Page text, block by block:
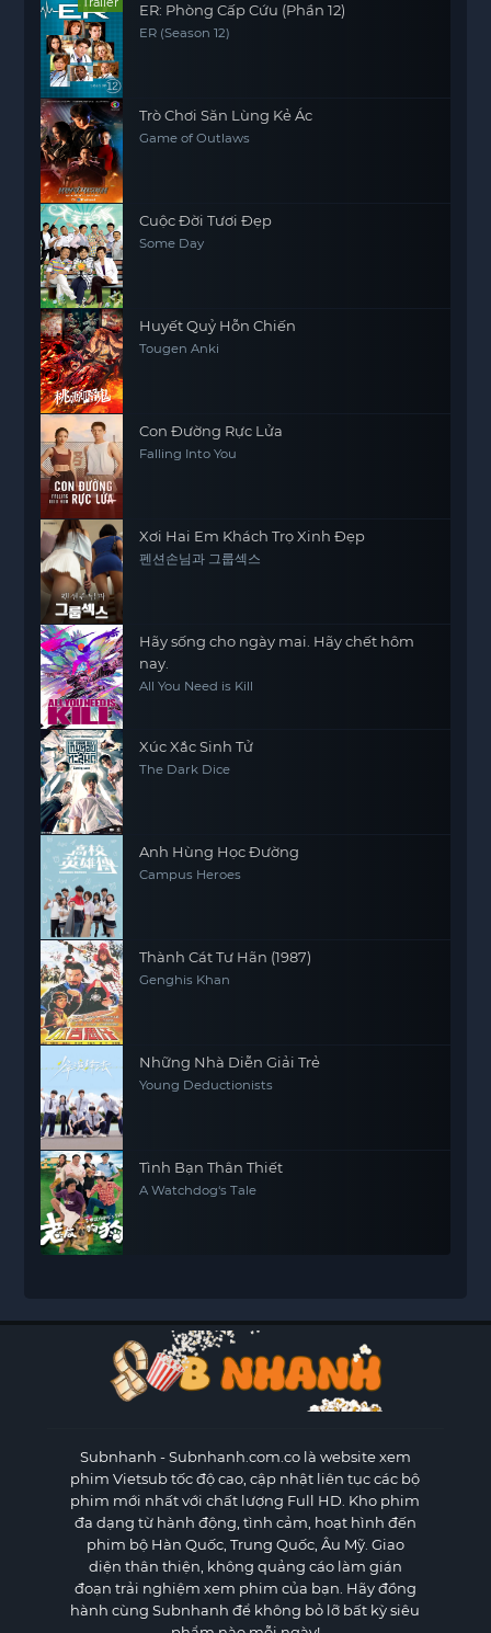
ER: Phòng Cấp Cứu (Phần 12)
ER (Season 12)
Trò Chơi Săn Lùng Kẻ Ác
Game of Outlaws
Cuộc Đời Tươi Đẹp
Some Day
Huyết Quỷ Hỗn Chiến
Tougen Anki
Con Đường Rực Lửa
Falling Into You
Xơi Hai Em Khách Trọ Xinh Đẹp
펜션손님과 그룹섹스
Hãy sống cho ngày mai. Hãy chết hôm
nay.
All You Need is Kill
Xúc Xắc Sinh Tử
The Dark Dice
Anh Hùng Học Đường
Campus Heroes
Thành Cát Tư Hãn (1987)
Genghis Khan
Những Nhà Diễn Giải Trẻ
Young Deductionists
Tình Bạn Thân Thiết
A Watchdog‘s Tale
Subnhanh - Subnhanh.com.co là website xem
phim Vietsub tốc độ cao, cập nhật liên tục các bộ
phim mới nhất với chất lượng Full HD. Kho phim
đa dạng từ hành động, tình cảm, hoạt hình đến
phim bộ Hàn Quốc, Trung Quốc, Âu Mỹ. Giao
diện thân thiện, không quảng cáo làm gián
đoạn trải nghiệm xem phim của bạn. Hãy đồng
hành cùng Subnhanh để không bỏ lỡ bất kỳ siêu